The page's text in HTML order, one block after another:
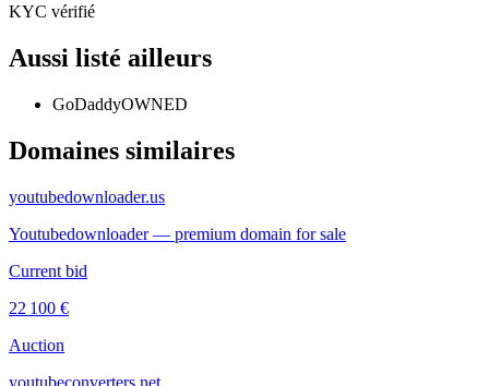
KYC vérifié
Aussi listé ailleurs
GoDaddyOWNED
Domaines similaires
youtubedownloader.us
Youtubedownloader — premium domain for sale
Current bid
22 100 €
Auction
youtubeconverters.net